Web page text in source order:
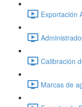
Exportación
Calibración
Marcas de